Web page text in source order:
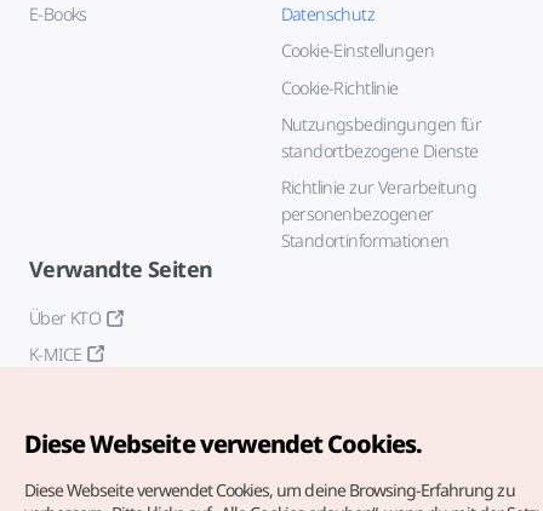
E-Books
Datenschutz
Cookie-Einstellungen
Cookie-Richtlinie
Nutzungsbedingungen für
standortbezogene Dienste
Richtlinie zur Verarbeitung
personenbezogener
Standortinformationen
Verwandte Seiten
Über KTO
K-MICE
Diese Webseite verwendet Cookies.
Diese Webseite verwendet Cookies, um deine Browsing-Erfahrung zu